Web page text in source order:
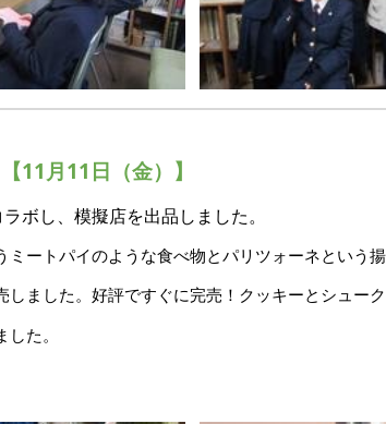
11 月11 日（金）】
ボし、模擬店を出品しました。
ミートパイのような食べ物とパリツォーネという
しました。好評ですぐに完売！クッキーとシュー
た。